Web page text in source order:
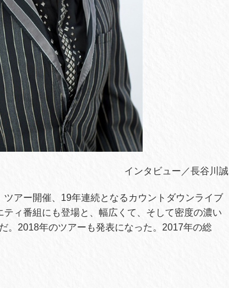
インタビュー／長谷川誠
アー開催、19年連続となるカウントダウンライブ
ィ番組にも登場と、幅広くて、そして密度の濃い
。2018年のツアーも発表になった。2017年の総